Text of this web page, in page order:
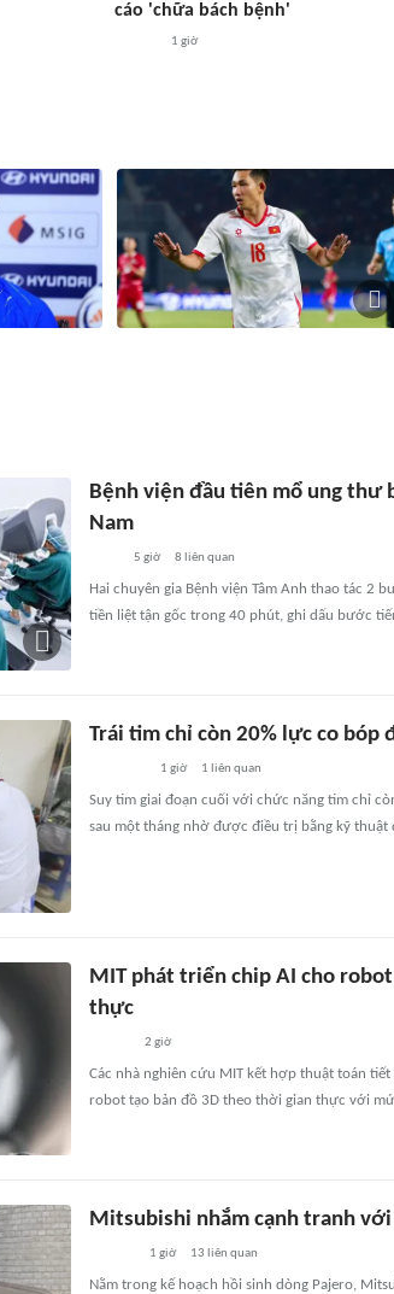
cáo 'chữa bách bệnh'
1 giờ
Bệnh viện đầu tiên mổ ung
Nam
5 giờ 8 liên quan
Hai chuyên gia Bệnh viện Tâm Anh thao tác 2
tiền liệt tận gốc trong 40 phút, ghi dấu bước
Trái tim chỉ còn 20% lực co
1 giờ 1 liên quan
Suy tim giai đoạn cuối với chức năng tim chỉ
sau một tháng nhờ được điều trị bằng kỹ thuật
MIT phát triển chip AI cho
thực
2 giờ
Các nhà nghiên cứu MIT kết hợp thuật toán
robot tạo bản đồ 3D theo thời gian thực với
Mitsubishi nhắm cạnh tranh với
1 giờ 13 liên quan
Nằm trong kế hoạch hồi sinh dòng Pajero,